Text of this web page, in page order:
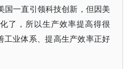
国一直引领科技创新，但因美
了，所以生产效率提高得很
工业体系、提高生产效率正好